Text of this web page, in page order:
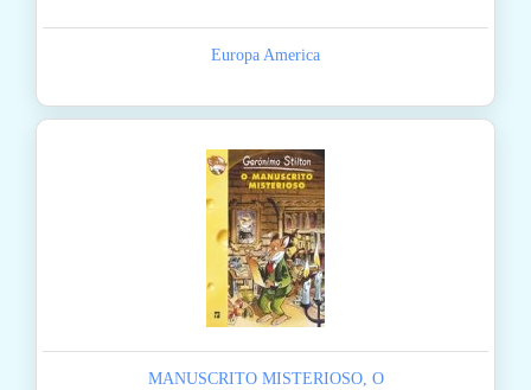
Europa America
MANUSCRITO MISTERIOSO, O